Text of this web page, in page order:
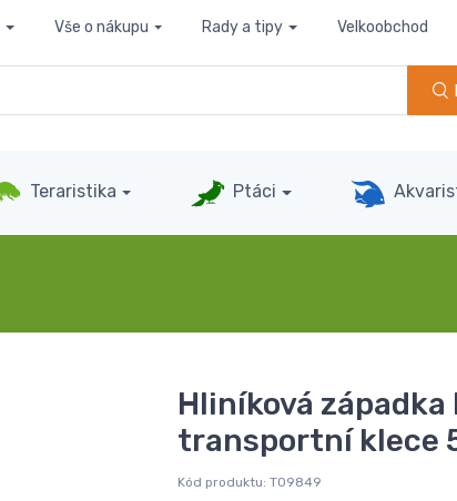
Vše o nákupu Rady a tipy Velkoobchod
Teraristika Ptáci
Hliníková západka
transportní klece
Kód produktu: T09849